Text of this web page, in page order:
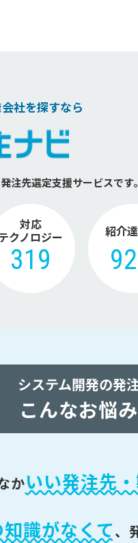
社を探すなら
発注先選定支援サービスです
対応
クノロジー
319
紹介
システム開発の発
こんなお悩
かいい発注先
識がなくて、